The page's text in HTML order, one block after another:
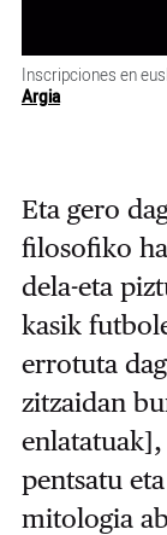
Inscripciones en
Argia
Eta gero
filosofiko
dela-eta
kasik
errotuta
zitzaidan
pentsatu
mitologia